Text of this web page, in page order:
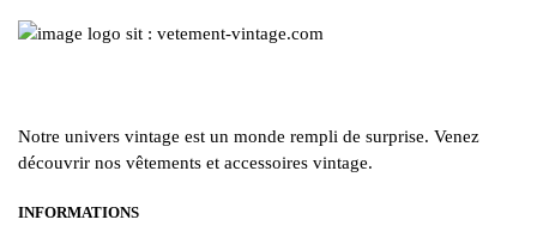
Notre univers vintage est un monde rempli de surprise. Venez
découvrir nos vêtements et accessoires vintage.
INFORMATIONS